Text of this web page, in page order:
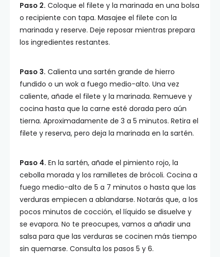
Paso 2. Coloque el filete y la marinada en una bolsa
o recipiente con tapa. Masajee el filete con la
marinada y reserve. Deje reposar mientras prepara
los ingredientes restantes.
Paso 3. Calienta una sartén grande de hierro
fundido o un wok a fuego medio-alto. Una vez
caliente, añade el filete y la marinada. Remueve y
cocina hasta que la carne esté dorada pero aún
tierna. Aproximadamente de 3 a 5 minutos. Retira el
filete y reserva, pero deja la marinada en la sartén.
Paso 4. En la sartén, añade el pimiento rojo, la
cebolla morada y los ramilletes de brócoli. Cocina a
fuego medio-alto de 5 a 7 minutos o hasta que las
verduras empiecen a ablandarse. Notarás que, a los
pocos minutos de cocción, el líquido se disuelve y
se evapora. No te preocupes, vamos a añadir una
salsa para que las verduras se cocinen más tiempo
sin quemarse. Consulta los pasos 5 y 6.